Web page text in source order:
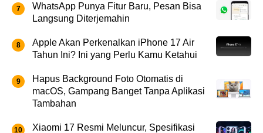
WhatsApp Punya Fitur Baru, Pesan Bisa
Langsung Diterjemahin
Apple Akan Perkenalkan iPhone 17 Air
Tahun Ini? Ini yang Perlu Kamu Ketahui
Hapus Background Foto Otomatis di
macOS, Gampang Banget Tanpa Aplikasi
Tambahan
Xiaomi 17 Resmi Meluncur, Spesifikasi